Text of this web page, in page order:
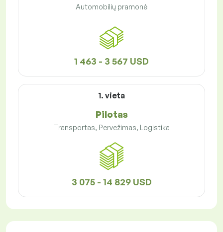
Automobilių pramonė
1 463 - 3 567 USD
1. vieta
Pilotas
Transportas, Pervežimas, Logistika
3 075 - 14 829 USD